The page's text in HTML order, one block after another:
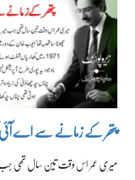
پتھر کے زمانے سے اے
میری عمر اس وقت تین سال تھی